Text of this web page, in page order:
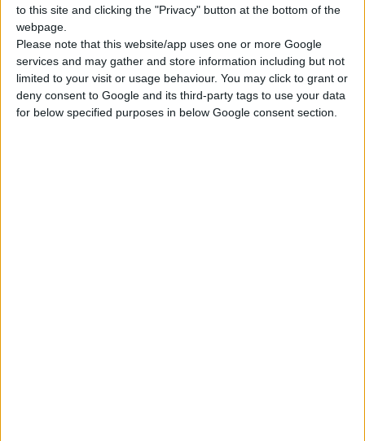
to this site and clicking the "Privacy" button at the bottom of the
webpage.
Please note that this website/app uses one or more Google
services and may gather and store information including but not
limited to your visit or usage behaviour. You may click to grant or
deny consent to Google and its third-party tags to use your data
for below specified purposes in below Google consent section.